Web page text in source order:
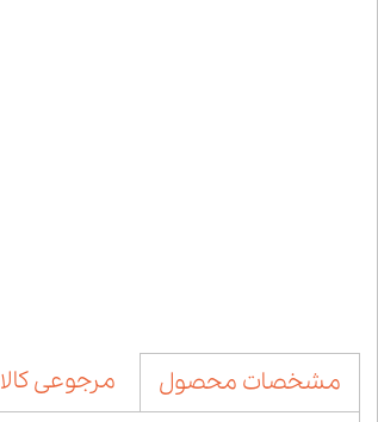
مشخصات محصول مرجوعی کالا